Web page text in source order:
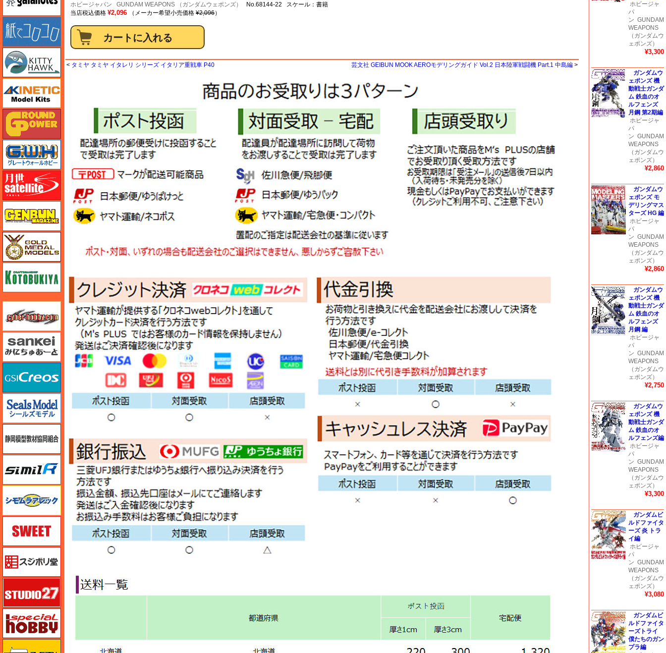
ホビージャパン GUNDAM WEAPONS （ガンダムウェポンズ）
No.68144-22 スケール：書籍
当店税込価格 ¥2,096 （メーカー希望小売価格 ¥2,096）
< タミヤ タミヤ イタレリ シリーズ イタリア重戦車 P40 芸文社 GEIBUN MOOK AEROモデリングガイド Vol.2 日本陸軍戦闘機 Part.1 中島編 >
ホビージャ
パ
ン GUNDAM
WEAPONS
（ガンダムウ
ェポンズ）
¥3,300
ガンダムウ
ェポンズ 機
動戦士ガンダ
ム 鉄血のオ
ルフェンズ
月鋼 第2期編
ホビージャ
パ
ン GUNDAM
WEAPONS
（ガンダムウ
ェポンズ）
¥2,860
ガンダムウ
ェポンズ モ
デリングマス
ターズ HG 編
ホビージャ
パ
ン GUNDAM
WEAPONS
（ガンダムウ
ェポンズ）
¥2,860
ガンダムウ
ェポンズ 機
動戦士ガンダ
ム 鉄血のオ
ルフェンズ
月鋼 編
ホビージャ
パ
ン GUNDAM
WEAPONS
（ガンダムウ
ェポンズ）
¥2,750
ガンダムウ
ェポンズ 機
動戦士ガンダ
ム 鉄血のオ
ルフェンズ編
ホビージャ
パ
ン GUNDAM
WEAPONS
（ガンダムウ
ェポンズ）
¥3,300
ガンダムビ
ルドファイタ
ーズ 炎 トラ
イ編
ホビージャ
パ
ン GUNDAM
WEAPONS
（ガンダムウ
ェポンズ）
¥3,080
ガンダムビ
ルドファイタ
ーズトライ
僕たちのガン
プラ編
ガリレオ出版 グランドパワー
グレートウォールホビー
月世 サテライトツールス
ゲンブンマガジン
サイバーホビー
さんけい みにちゅあーと
GSIクレオス
シールズモデル
シミラー（similR）
シモムラアレック
スイート（SWEET）
スタジオ27・タブデザイン